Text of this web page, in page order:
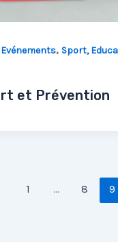
Evénements, Sport,
et Prévention
1 … 8 9